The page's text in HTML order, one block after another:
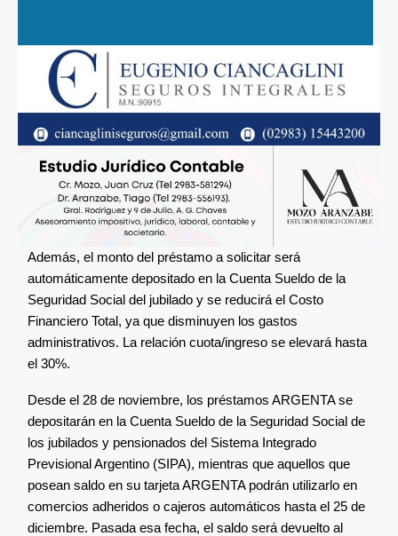
Además, el monto del préstamo a solicitar será
automáticamente depositado en la Cuenta Sueldo de la
Seguridad Social del jubilado y se reducirá el Costo
Financiero Total, ya que disminuyen los gastos
administrativos. La relación cuota/ingreso se elevará hasta
el 30%.
Desde el 28 de noviembre, los préstamos ARGENTA se
depositarán en la Cuenta Sueldo de la Seguridad Social de
los jubilados y pensionados del Sistema Integrado
Previsional Argentino (SIPA), mientras que aquellos que
posean saldo en su tarjeta ARGENTA podrán utilizarlo en
comercios adheridos o cajeros automáticos hasta el 25 de
diciembre. Pasada esa fecha, el saldo será devuelto al